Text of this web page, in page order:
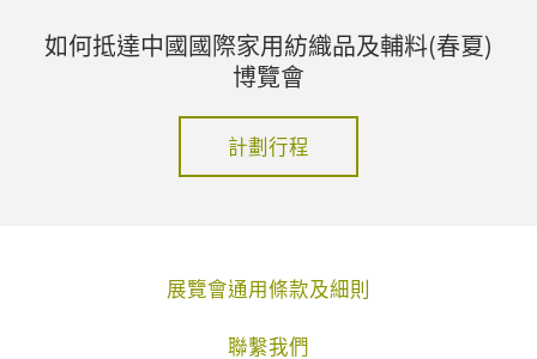
如何抵達中國國際家用紡織品及輔料(春夏)
博覽會
計劃行程
展覽會通用條款及細則
聯繫我們